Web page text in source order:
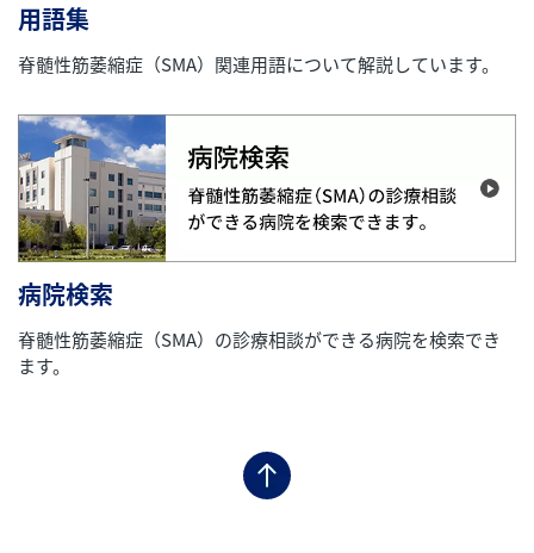
用語集
脊髄性筋萎縮症（SMA）関連用語について解説しています。
病院検索
脊髄性筋萎縮症（SMA）の診療相談ができる病院を検索でき
ます。